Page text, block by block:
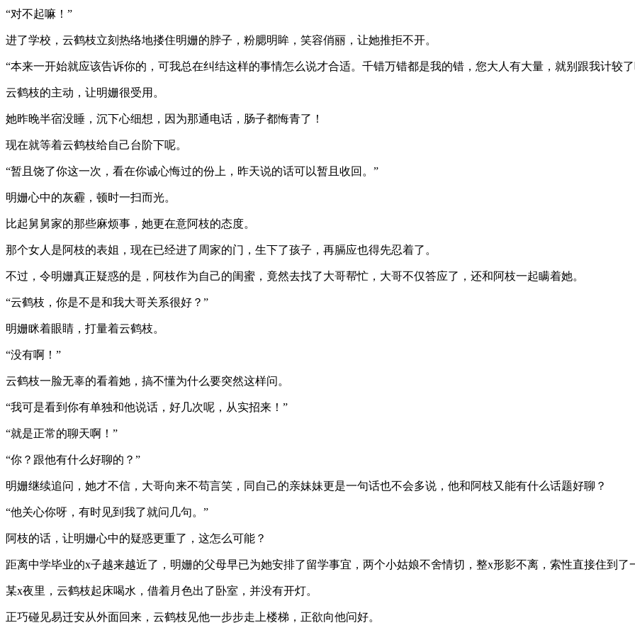
“对不起嘛！”
进了学校，云鹤枝立刻热络地搂住明姗的脖子，粉腮明眸，笑容俏丽，让她推拒不开。
“本来一开始就应该告诉你的，可我总在纠结这样的事情怎么说才合适。千错万错都是我的错，您大人有大量，就别跟我计较
云鹤枝的主动，让明姗很受用。
她昨晚半宿没睡，沉下心细想，因为那通电话，肠子都悔青了！
现在就等着云鹤枝给自己台阶下呢。
“暂且饶了你这一次，看在你诚心悔过的份上，昨天说的话可以暂且收回。”
明姗心中的灰霾，顿时一扫而光。
比起舅舅家的那些麻烦事，她更在意阿枝的态度。
那个女人是阿枝的表姐，现在已经进了周家的门，生下了孩子，再膈应也得先忍着了。
不过，令明姗真正疑惑的是，阿枝作为自己的闺蜜，竟然去找了大哥帮忙，大哥不仅答应了，还和阿枝一起瞒着她。
“云鹤枝，你是不是和我大哥关系很好？”
明姗眯着眼睛，打量着云鹤枝。
“没有啊！”
云鹤枝一脸无辜的看着她，搞不懂为什么要突然这样问。
“我可是看到你有单独和他说话，好几次呢，从实招来！”
“就是正常的聊天啊！”
“你？跟他有什么好聊的？”
明姗继续追问，她才不信，大哥向来不苟言笑，同自己的亲妹妹更是一句话也不会多说，他和阿枝又能有什么话题好聊？
“他关心你呀，有时见到我了就问几句。”
阿枝的话，让明姗心中的疑惑更重了，这怎么可能？
距离中学毕业的x子越来越近了，明姗的父母早已为她安排了留学事宜，两个小姑娘不舍情切，整x形影不离，索性直接住到了
某x夜里，云鹤枝起床喝水，借着月色出了卧室，并没有开灯。
正巧碰见易迁安从外面回来，云鹤枝见他一步步走上楼梯，正欲向他问好。